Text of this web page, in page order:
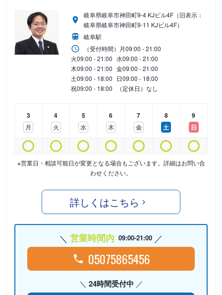
岐阜県岐阜市神田町9-4 KJビル4F（旧表示：
岐阜県岐阜市神田町9-11 KJビル4F）
岐阜駅
（受付時間） 月09:00 - 21:00
火09:00 - 21:00 水09:00 - 21:00
木09:00 - 21:00 金09:00 - 21:00
土09:00 - 18:00 日09:00 - 18:00
祝09:00 - 18:00 （定休日）なし
3
月
4
火
5
水
6
木
7
金
8
土
9
日
※営業日・相談可能日が変更となる場合もございます。詳細はお問い合
わせください。
詳しくはこちら
営業時間内 09:00-21:00
05075865456
24時間受付中